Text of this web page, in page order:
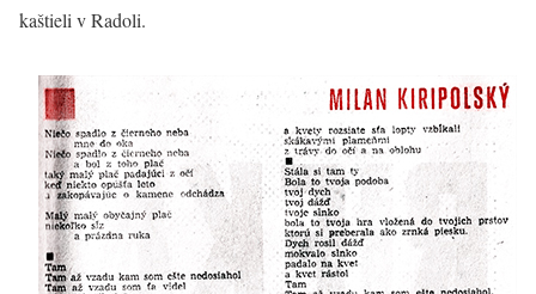
kaštieli v Radoli.